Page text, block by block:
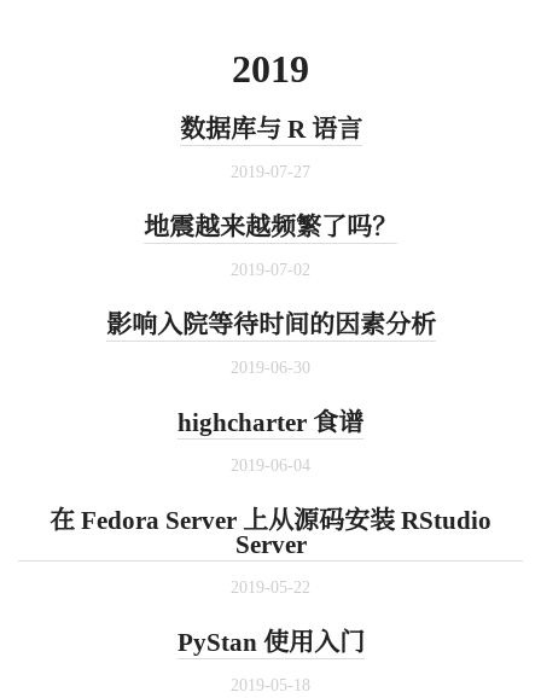
2019
数据库与 R 语言
2019-07-27
地震越来越频繁了吗？
2019-07-02
影响入院等待时间的因素分析
2019-06-30
highcharter 食谱
2019-06-04
在 Fedora Server 上从源码安装 RStudio
Server
2019-05-22
PyStan 使用入门
2019-05-18